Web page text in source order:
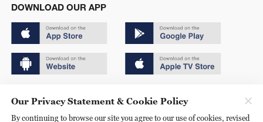
DOWNLOAD OUR APP
京ICP备20000184号
Our Privacy Statement & Cookie Policy
By continuing to browse our site you agree to our use of cookies, revised